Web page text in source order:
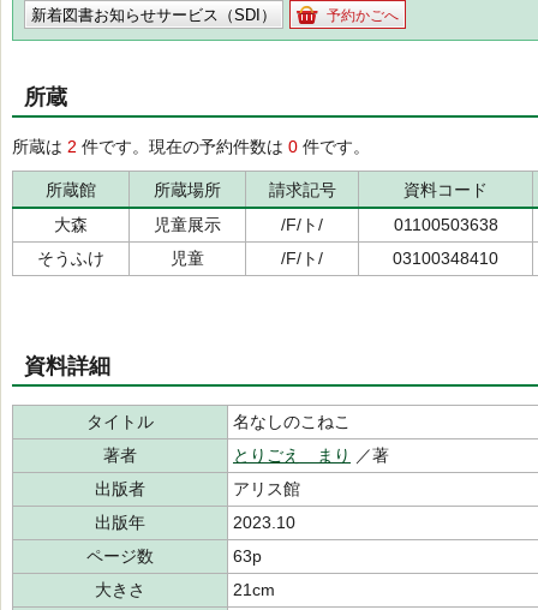
新着図書お知らせサービス（SDI） 予約かごへ
所蔵
所蔵は 2 件です。現在の予約件数は 0 件です。
所蔵館 所蔵場所 請求記号
資料コード
大森
児童展示 /F/ト/
01100503638
そうふけ
児童 /F/ト/ 03100348410
資料詳細
タイトル
名なしのこねこ
著者
とりごえ まり
／著
出版者
アリス館
出版年
2023.10
ページ数
63p
大きさ
21cm